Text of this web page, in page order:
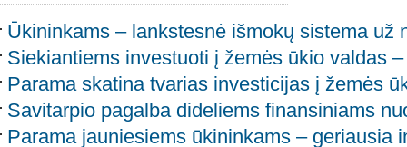
Ūkininkams – lankstesnė išmokų sistema už
Siekiantiems investuoti į žemės ūkio valdas
Parama skatina tvarias investicijas į žemės
Savitarpio pagalba dideliems finansiniams
Parama jauniesiems ūkininkams – geriausia